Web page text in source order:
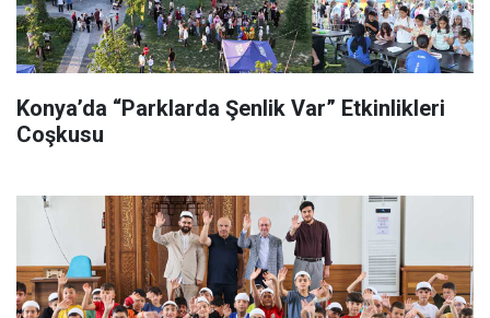
Konya’da “Parklarda Şenlik Var” Etkinlikleri
Coşkusu